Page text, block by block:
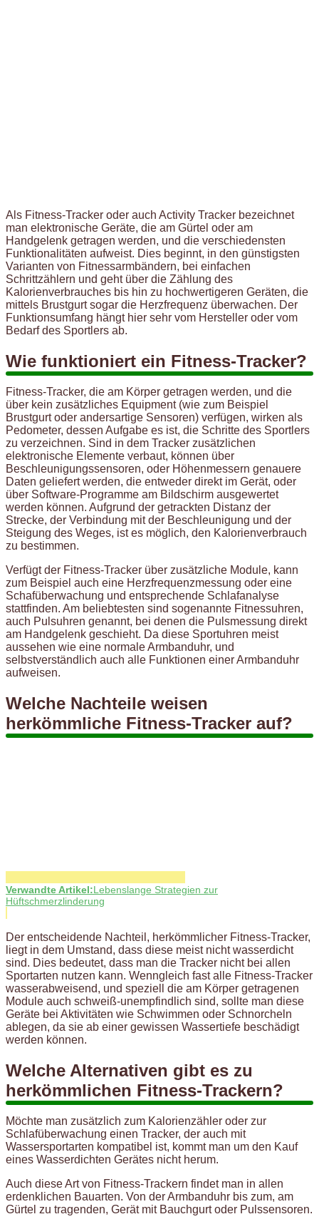
Als Fitness-Tracker oder auch Activity Tracker bezeichnet
man elektronische Geräte, die am Gürtel oder am
Handgelenk getragen werden, und die verschiedensten
Funktionalitäten aufweist. Dies beginnt, in den günstigsten
Varianten von Fitnessarmbändern, bei einfachen
Schrittzählern und geht über die Zählung des
Kalorienverbrauches bis hin zu hochwertigeren Geräten, die
mittels Brustgurt sogar die Herzfrequenz überwachen. Der
Funktionsumfang hängt hier sehr vom Hersteller oder vom
Bedarf des Sportlers ab.
Wie funktioniert ein Fitness-Tracker?
Fitness-Tracker, die am Körper getragen werden, und die
über kein zusätzliches Equipment (wie zum Beispiel
Brustgurt oder andersartige Sensoren) verfügen, wirken als
Pedometer, dessen Aufgabe es ist, die Schritte des Sportlers
zu verzeichnen. Sind in dem Tracker zusätzlichen
elektronische Elemente verbaut, können über
Beschleunigungssensoren, oder Höhenmessern genauere
Daten geliefert werden, die entweder direkt im Gerät, oder
über Software-Programme am Bildschirm ausgewertet
werden können. Aufgrund der getrackten Distanz der
Strecke, der Verbindung mit der Beschleunigung und der
Steigung des Weges, ist es möglich, den Kalorienverbrauch
zu bestimmen.
Verfügt der Fitness-Tracker über zusätzliche Module, kann
zum Beispiel auch eine Herzfrequenzmessung oder eine
Schafüberwachung und entsprechende Schlafanalyse
stattfinden. Am beliebtesten sind sogenannte Fitnessuhren,
auch Pulsuhren genannt, bei denen die Pulsmessung direkt
am Handgelenk geschieht. Da diese Sportuhren meist
aussehen wie eine normale Armbanduhr, und
selbstverständlich auch alle Funktionen einer Armbanduhr
aufweisen.
Welche Nachteile weisen
herkömmliche Fitness-Tracker auf?
Verwandte Artikel:Lebenslange Strategien zur
Hüftschmerzlinderung
Der entscheidende Nachteil, herkömmlicher Fitness-Tracker,
liegt in dem Umstand, dass diese meist nicht wasserdicht
sind. Dies bedeutet, dass man die Tracker nicht bei allen
Sportarten nutzen kann. Wenngleich fast alle Fitness-Tracker
wasserabweisend, und speziell die am Körper getragenen
Module auch schweiß-unempfindlich sind, sollte man diese
Geräte bei Aktivitäten wie Schwimmen oder Schnorcheln
ablegen, da sie ab einer gewissen Wassertiefe beschädigt
werden können.
Welche Alternativen gibt es zu
herkömmlichen Fitness-Trackern?
Möchte man zusätzlich zum Kalorienzähler oder zur
Schlafüberwachung einen Tracker, der auch mit
Wassersportarten kompatibel ist, kommt man um den Kauf
eines Wasserdichten Gerätes nicht herum.
Auch diese Art von Fitness-Trackern findet man in allen
erdenklichen Bauarten. Von der Armbanduhr bis zum, am
Gürtel zu tragenden, Gerät mit Bauchgurt oder Pulssensoren.